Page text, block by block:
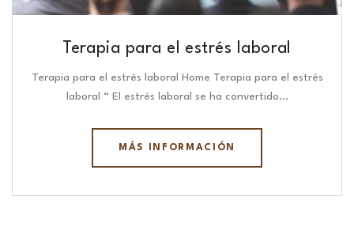
Terapia para el estrés laboral
Terapia para el estrés laboral Home Terapia para el estrés
laboral “ El estrés laboral se ha convertido…
MÁS INFORMACIÓN